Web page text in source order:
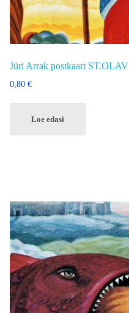
Jüri Arrak postkaart ST.OLAV
0,80 €
Loe edasi